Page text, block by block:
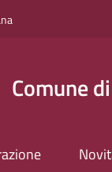
Slim top
Comune